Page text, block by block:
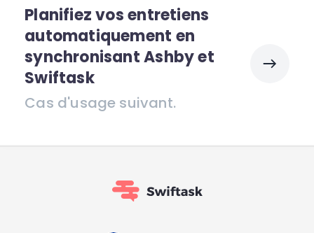
Planifiez vos entretiens
automatiquement en
synchronisant Ashby et
Swiftask
Cas d'usage suivant.